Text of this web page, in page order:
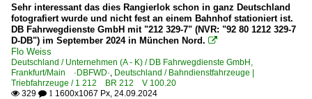
Sehr interessant das dies Rangierlok schon in ganz Deutschland
fotografiert wurde und nicht fest an einem Bahnhof stationiert ist.
DB Fahrwegdienste GmbH mit "212 329-7" (NVR: "92 80 1212 329-7
D-DB") im September 2024 in München Nord. 
Flo Weiss
Deutschland / Unternehmen (A - K) / DB Fahrwegdienste GmbH,
Frankfurt/Main ·DBFWD·, Deutschland / Bahndienstfahrzeuge |
Triebfahrzeuge / 1 212 BR 212 V 100.20
 329  1 1600x1067 Px, 24.09.2024